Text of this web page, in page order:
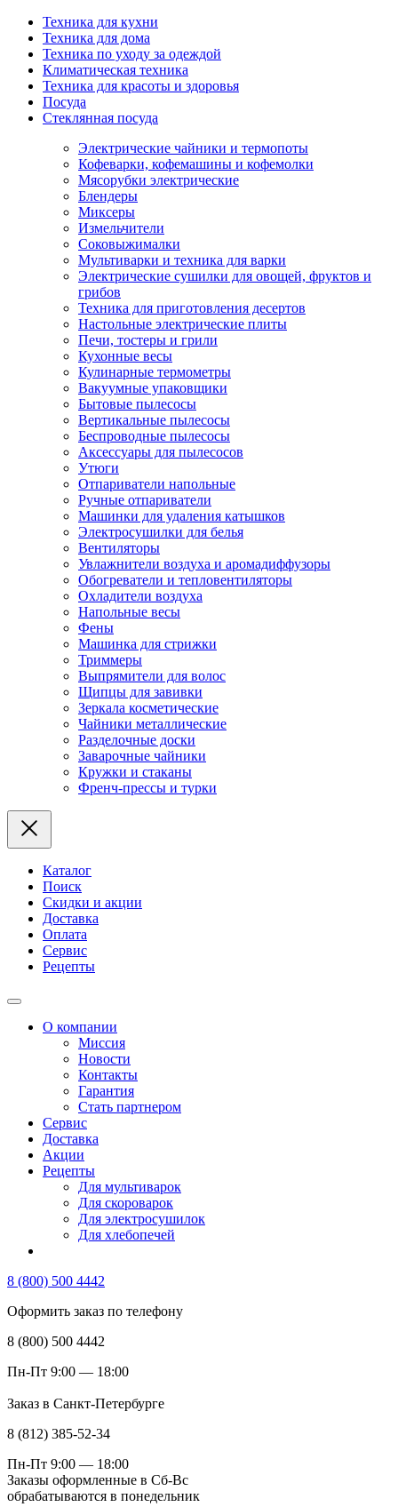
Техника для кухни
Техника для дома
Техника по уходу за одеждой
Климатическая техника
Техника для красоты и здоровья
Посуда
Стеклянная посуда
Электрические чайники и термопоты
Кофеварки, кофемашины и кофемолки
Мясорубки электрические
Блендеры
Миксеры
Измельчители
Соковыжималки
Мультиварки и техника для варки
Электрические сушилки для овощей, фруктов и
грибов
Техника для приготовления десертов
Настольные электрические плиты
Печи, тостеры и грили
Кухонные весы
Кулинарные термометры
Вакуумные упаковщики
Бытовые пылесосы
Вертикальные пылесосы
Беспроводные пылесосы
Аксессуары для пылесосов
Утюги
Отпариватели напольные
Ручные отпариватели
Машинки для удаления катышков
Электросушилки для белья
Вентиляторы
Увлажнители воздуха и аромадиффузоры
Обогреватели и тепловентиляторы
Охладители воздуха
Напольные весы
Фены
Машинка для стрижки
Триммеры
Выпрямители для волос
Щипцы для завивки
Зеркала косметические
Чайники металлические
Разделочные доски
Заварочные чайники
Кружки и стаканы
Френч-прессы и турки
Каталог
Поиск
Скидки и акции
Доставка
Оплата
Сервис
Рецепты
О компании
Миссия
Новости
Контакты
Гарантия
Стать партнером
Сервис
Доставка
Акции
Рецепты
Для мультиварок
Для скороварок
Для электросушилок
Для хлебопечей
8 (800) 500 4442
Оформить заказ по телефону
8 (800) 500 4442
Пн-Пт 9:00 — 18:00
Заказ в Санкт-Петербурге
8 (812) 385-52-34
Пн-Пт 9:00 — 18:00
Заказы оформленные в Сб-Вс
обрабатываются в понедельник